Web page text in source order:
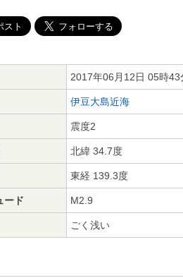
2017年06月12日 05時43
伊豆大島近海
震度2
北緯 34.7度
東経 139.3度
ード M2.9
ごく浅い